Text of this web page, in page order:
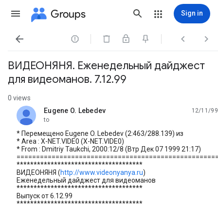
Groups Sign in
   
ВИДЕОHЯHЯ. Еженедельный дайджест
для видеоманов. 7.12.99
0 views
Eugene O. Lebedev
unread,
12/11/99
to
* Перемещено Eugene O. Lebedev (2:463/288.139) из
* Area : X-NET.VIDE0 (X-NET.VIDE0)
* From : Dmitriy Taukchi, 2000:12/8 (Втp Дек 07 1999 21:17)
*************************************
ВИДЕОHЯHЯ (http://www.videonyanya.ru)
Еженедельный дайджест для видеоманов
*************************************
Выпуск от 6.12.99
*************************************